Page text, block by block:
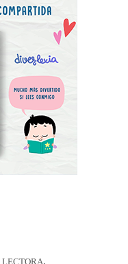
LECTORA,